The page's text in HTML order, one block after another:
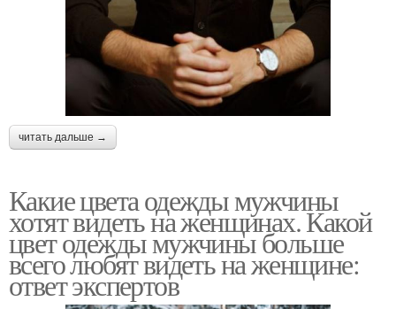
читать дальше →
Какие цвета одежды мужчины
хотят видеть на женщинах. Какой
цвет одежды мужчины больше
всего любят видеть на женщине:
ответ экспертов